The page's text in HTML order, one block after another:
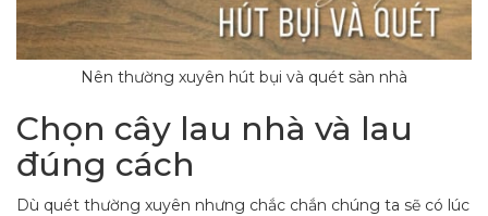
Nên thường xuyên hút bụi và quét sàn nhà
Chọn cây lau nhà và lau
đúng cách
Dù quét thường xuyên nhưng chắc chắn chúng ta sẽ có lúc